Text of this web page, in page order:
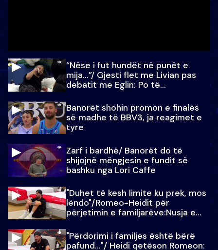
“Nëse i fut hundët në punët e
mija…”/ Gjesti flet me Livian pas
debatit me Eglin: Po të
Banorët shohin promon e finales
së madhe të BBV3, ja reagimet e
tyre
Zarf i bardhë/ Banorët do të
shijojnë mëngjesin e fundit së
bashku nga Lori Caffe
"Duhet të kesh limite ku prek, mos
lëndo"/Romeo-Heidit për
përjetimin e familjarëve:Nusja e
"Përdorimi i familjes është bërë
pafund…"/ Heidi qetëson Romeon: